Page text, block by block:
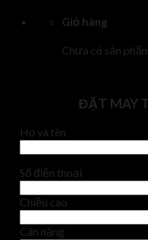
Giỏ hàng
Chưa có sản
ĐẶT MAY
Họ và tên
Số điện thoại
Chiều cao
Cân nặng